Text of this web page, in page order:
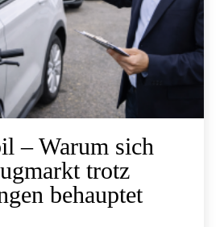
– Warum sich
trotz
behauptet